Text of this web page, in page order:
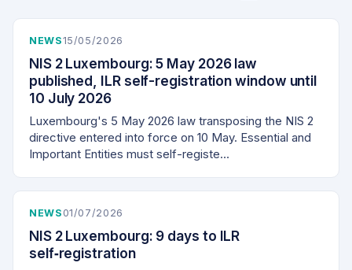
NEWS15/05/2026
NIS 2 Luxembourg: 5 May 2026 law
published, ILR self-registration window until
10 July 2026
Luxembourg's 5 May 2026 law transposing the NIS 2
directive entered into force on 10 May. Essential and
Important Entities must self-registe…
NEWS 01/07/2026
NIS 2 Luxembourg: 9 days to ILR
self‑registration